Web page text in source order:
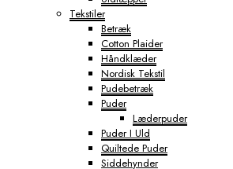
Tekstiler
Betræk
Cotton Plaider
Håndklæder
Nordisk Tekstil
Pudebetræk
Puder
Læderpuder
Puder I Uld
Quiltede Puder
Siddehynder